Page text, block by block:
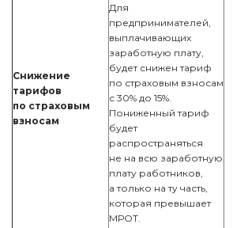
Снижение
тарифов
по страховым
взносам
Для
предпринимателей,
выплачивающих
заработную плату,
будет снижен тариф
по страховым взносам
с 30% до 15%.
Пониженный тариф
будет
распространяться
не на всю заработную
плату работников,
а только на ту часть,
которая превышает
МРОТ.